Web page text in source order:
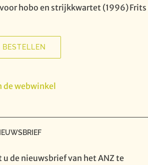
hobo en strijkkwartet (1996)Frits
BESTELLEN
de webwinkel
u de nieuwsbrief van het ANZ te